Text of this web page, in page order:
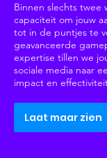
Binnen slechts twee
capaciteit om jouw
tot in de puntjes te
geavanceerde
expertise tillen we
sociale media naar
impact en
Laat maar zien